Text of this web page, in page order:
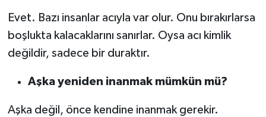
Evet. Bazı insanlar acıyla var olur. Onu bırakırlarsa
boşlukta kalacaklarını sanırlar. Oysa acı kimlik
değildir, sadece bir duraktır.
Aşka yeniden inanmak mümkün mü?
Aşka değil, önce kendine inanmak gerekir.